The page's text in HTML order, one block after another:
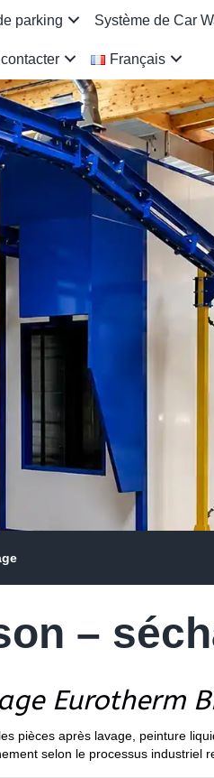
parking Système de Car
Français
–
Eurotherm
pièces après lavage, peinture
selon le processus industriel